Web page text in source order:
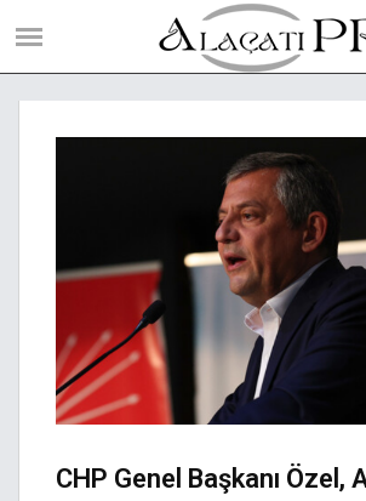
CHP Genel Başkanı Özel,